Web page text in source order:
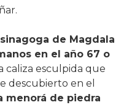
de Magdala
en el año 67 o
caliza esculpida que
descubierto en el
menorá de piedra